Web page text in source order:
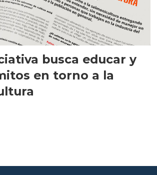
busca educar y
en torno a la